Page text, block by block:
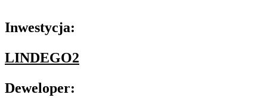
Inwestycja:
LINDEGO2
Deweloper: